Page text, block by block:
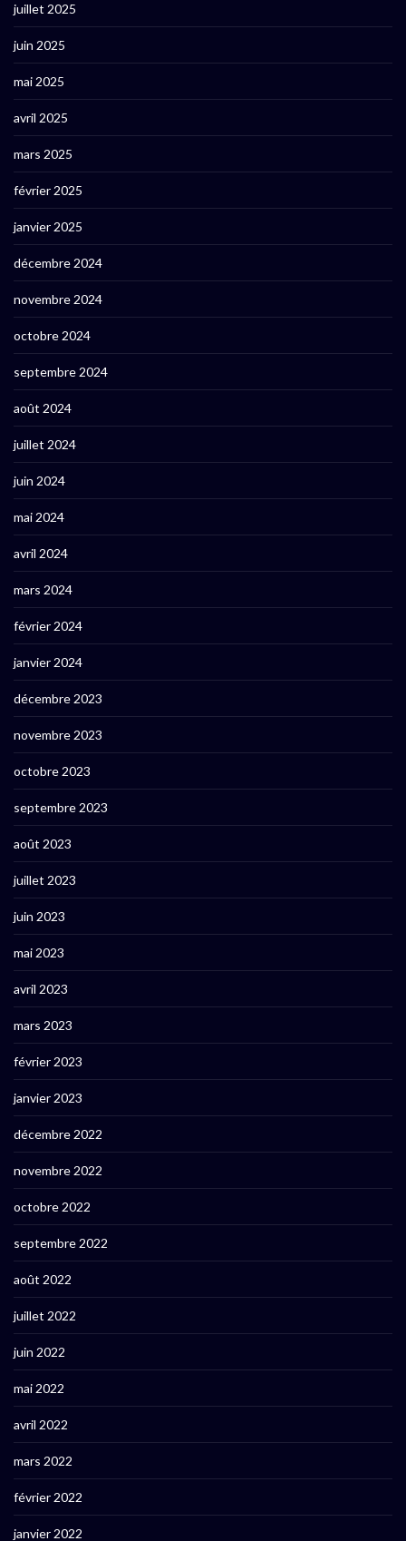
juillet 2025
juin 2025
mai 2025
avril 2025
mars 2025
février 2025
janvier 2025
décembre 2024
novembre 2024
octobre 2024
septembre 2024
août 2024
juillet 2024
juin 2024
mai 2024
avril 2024
mars 2024
février 2024
janvier 2024
décembre 2023
novembre 2023
octobre 2023
septembre 2023
août 2023
juillet 2023
juin 2023
mai 2023
avril 2023
mars 2023
février 2023
janvier 2023
décembre 2022
novembre 2022
octobre 2022
septembre 2022
août 2022
juillet 2022
juin 2022
mai 2022
avril 2022
mars 2022
février 2022
janvier 2022